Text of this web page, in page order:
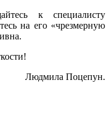
к специалисту
на его «чрезмерную
Людмила Поцепун.